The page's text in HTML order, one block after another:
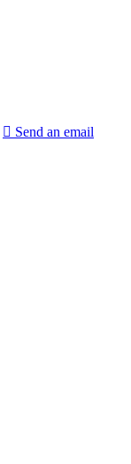
Send an email